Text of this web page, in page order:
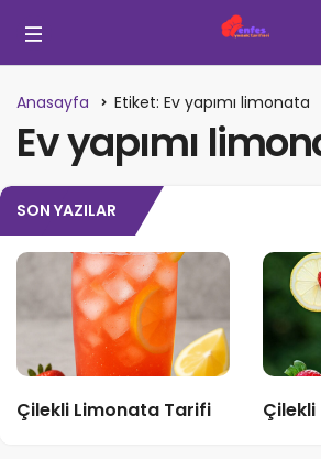
Anasayfa Etiket: Ev yapımı limonata
Ev yapımı
SON YAZILAR
Çilekli Limonata Tarifi